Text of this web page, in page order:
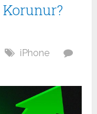
Korunur?
iPhone